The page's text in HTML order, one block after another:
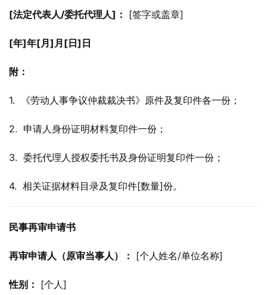
[法定代表人/委托代理人]： [签字或盖章]
[年]年[月]月[日]日
附：
1.  《劳动人事争议仲裁裁决书》原件及复印件各一份；
2.  申请人身份证明材料复印件一份；
3.  委托代理人授权委托书及身份证明复印件一份；
4.  相关证据材料目录及复印件[数量]份。
民事再审申请书
再审申请人（原审当事人）： [个人姓名/单位名称]
性别： [个人]